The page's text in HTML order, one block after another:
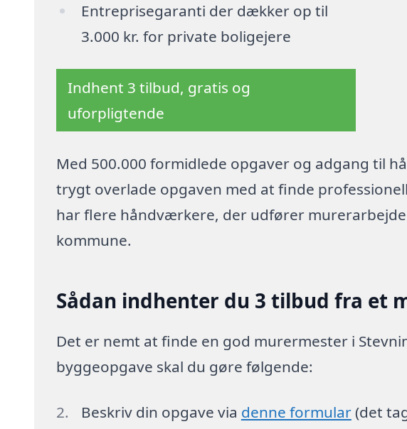
Entreprisegaranti der dækker op til
3.000 kr. for private boligejere
Indhent 3 tilbud, gratis og
uforpligtende
Med 500.000 formidlede opgaver og adgang til
trygt overlade opgaven med at finde
har flere håndværkere, der udfører
kommune.
Sådan indhenter du 3 tilbud fra et
Det er nemt at finde en god murermester i
byggeopgave skal du gøre følgende:
Beskriv din opgave via denne formular(det